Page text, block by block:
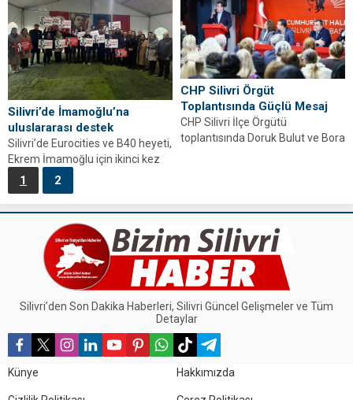
raporunun verilmediğini...
Silivri’de İmamoğlu’na
uluslararası destek
Silivri’de Eurocities ve B40 heyeti,
Ekrem İmamoğlu için ikinci kez
dayanışma açıklaması yaptı.
Demokrasi ve...
CHP Silivri Örgüt
Toplantısında Güçlü Mesaj
CHP Silivri İlçe Örgütü
toplantısında Doruk Bulut ve Bora
1 2
Silivri’den Son Dakika Haberleri, Silivri Güncel Gelişmeler ve Tüm
Detaylar
Künye Hakkımızda